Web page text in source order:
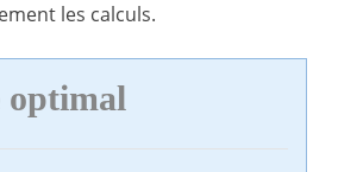
les calculs.
optimal